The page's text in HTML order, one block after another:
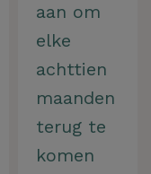
aan om
elke
achttien
maanden
terug te
komen